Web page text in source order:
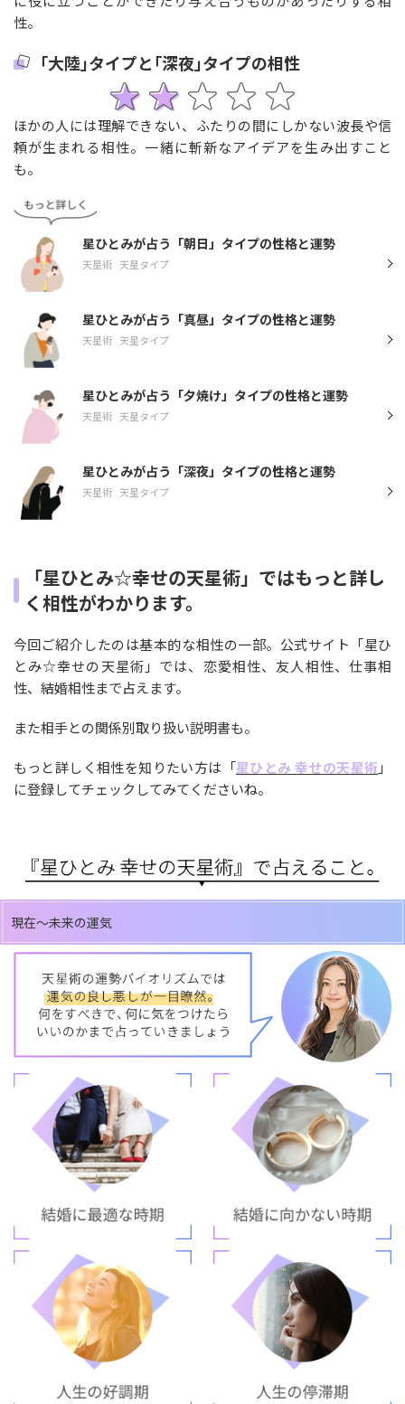
性。
｢大陸｣タイプと｢深夜｣タイプの相性
ほかの人には理解できない、ふたりの間にしかない波長や信
頼が生まれる相性。一緒に斬新なアイデアを生み出すこと
も。
星ひとみが占う「朝日」タイプの性格と運勢
天星術 天星タイプ
星ひとみが占う「真昼」タイプの性格と運勢
天星術 天星タイプ
星ひとみが占う「夕焼け」タイプの性格と運勢
天星術 天星タイプ
星ひとみが占う「深夜」タイプの性格と運勢
天星術 天星タイプ
「星ひとみ☆幸せの天星術」ではもっと詳し
く相性がわかります。
今回ご紹介したのは基本的な相性の一部。公式サイト「星ひ
とみ☆幸せの天星術」では、恋愛相性、友人相性、仕事相
性、結婚相性まで占えます。
また相手との関係別取り扱い説明書も。
もっと詳しく相性を知りたい方は「星ひとみ 幸せの天星術 」
に登録してチェックしてみてくださいね。
現在～未来の運気